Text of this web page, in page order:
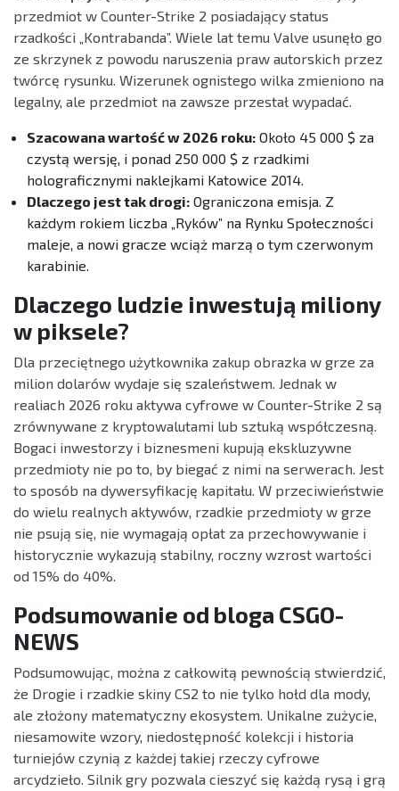
przedmiot w Counter-Strike 2 posiadający status
rzadkości „Kontrabanda”. Wiele lat temu Valve usunęło go
ze skrzynek z powodu naruszenia praw autorskich przez
twórcę rysunku. Wizerunek ognistego wilka zmieniono na
legalny, ale przedmiot na zawsze przestał wypadać.
Szacowana wartość w 2026 roku: Około 45 000 $ za
czystą wersję, i ponad 250 000 $ z rzadkimi
holograficznymi naklejkami Katowice 2014.
Dlaczego jest tak drogi: Ograniczona emisja. Z
każdym rokiem liczba „Ryków” na Rynku Społeczności
maleje, a nowi gracze wciąż marzą o tym czerwonym
karabinie.
Dlaczego ludzie inwestują miliony
w piksele?
Dla przeciętnego użytkownika zakup obrazka w grze za
milion dolarów wydaje się szaleństwem. Jednak w
realiach 2026 roku aktywa cyfrowe w Counter-Strike 2 są
zrównywane z kryptowalutami lub sztuką współczesną.
Bogaci inwestorzy i biznesmeni kupują ekskluzywne
przedmioty nie po to, by biegać z nimi na serwerach. Jest
to sposób na dywersyfikację kapitału. W przeciwieństwie
do wielu realnych aktywów, rzadkie przedmioty w grze
nie psują się, nie wymagają opłat za przechowywanie i
historycznie wykazują stabilny, roczny wzrost wartości
od 15% do 40%.
Podsumowanie od bloga CSGO-
NEWS
Podsumowując, można z całkowitą pewnością stwierdzić,
że Drogie i rzadkie skiny CS2 to nie tylko hołd dla mody,
ale złożony matematyczny ekosystem. Unikalne zużycie,
niesamowite wzory, niedostępność kolekcji i historia
turniejów czynią z każdej takiej rzeczy cyfrowe
arcydzieło. Silnik gry pozwala cieszyć się każdą rysą i grą